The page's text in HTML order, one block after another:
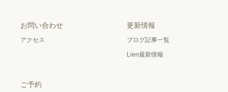
お問い合わせ
アクセス
更新情報
ブログ記事一覧
Lien最新情報
ご予約